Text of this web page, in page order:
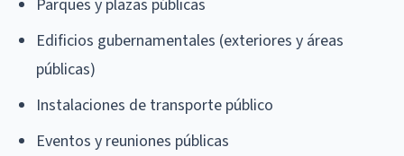
Parques y plazas públicas
Edificios gubernamentales (exteriores y áreas
públicas)
Instalaciones de transporte público
Eventos y reuniones públicas